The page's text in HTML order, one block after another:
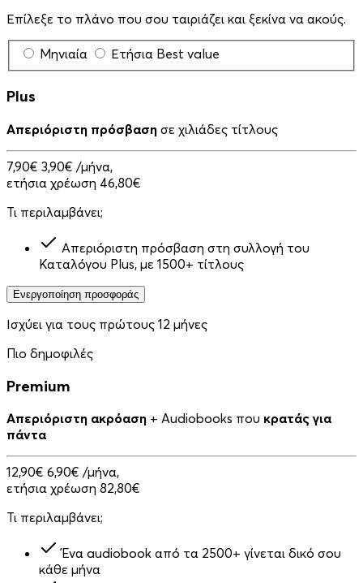
Επίλεξε το πλάνο που σου ταιριάζει και ξεκίνα να ακούς.
Μηνιαία Ετήσια Best value
Plus
Απεριόριστη πρόσβαση σε χιλιάδες τίτλους
7,90€ 3,90€ /μήνα,
ετήσια χρέωση 46,80€
Τι περιλαμβάνει;
Απεριόριστη πρόσβαση στη συλλογή του
Καταλόγου Plus, με 1500+ τίτλους
Ενεργοποίηση προσφοράς
Ισχύει για τους πρώτους 12 μήνες
Πιο δημοφιλές
Premium
Απεριόριστη ακρόαση + Audiobooks που κρατάς για
πάντα
12,90€ 6,90€ /μήνα,
ετήσια χρέωση 82,80€
Τι περιλαμβάνει;
Ένα audiobook από τα 2500+ γίνεται δικό σου
κάθε μήνα